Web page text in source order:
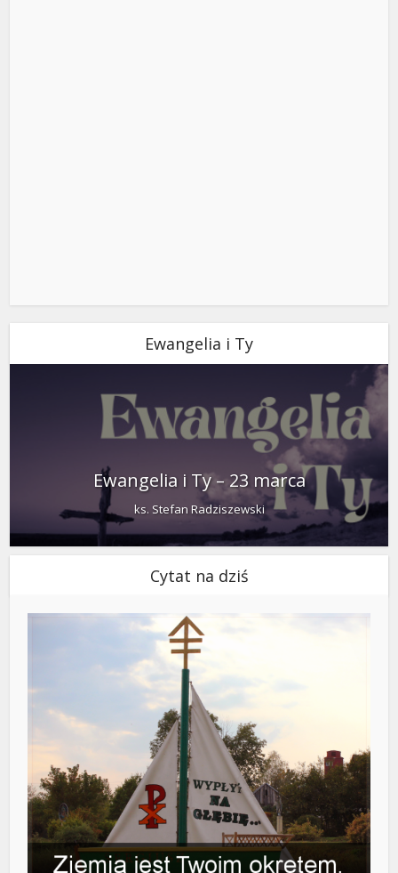
Ewangelia i Ty
Ewangelia i Ty – 23 marca
ks. Stefan Radziszewski
Cytat na dziś